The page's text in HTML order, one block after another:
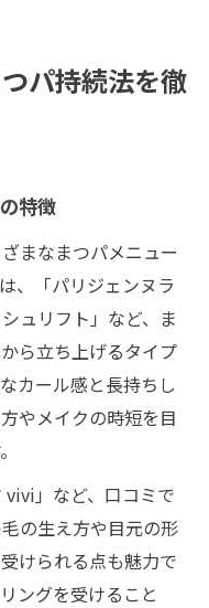
パ持続法を徹
特徴
まなまつパメニュー
、「パリジェンヌラ
ュリフト」など、ま
ら立ち上げるタイプ
カール感と長持ちし
やメイクの時短を目
vivi」など、口コミで
の生え方や目元の形
けられる点も魅力で
ングを受けること